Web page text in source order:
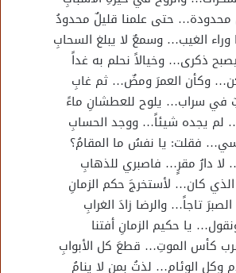
حتى علمنا قليلٌ محدودُ
وراء الغيب… وسمعٌ لا يبلغ السحابِ
ذكرى… وخيالاً نحلم به غداً
وكأن العمرَ ومضٌ… ثم غابِ
سراب… يلوح للعطشانِ ماءً
لم يجده شيئاً… ووجد الحسابِ
فقلت: يا نفسُ ما المقامُ؟
لا دارُ مقرٍ… فاصبري للذهابِ
كان… لأستخرجَ حكم الزمانِ
تاجاً… والرضا زادَ الغرابِ
يا حكيم الزمانِ أفتنا
كأس الموتِ… قطعَ كل الأبوابِ
وكل الوئام… لذتُ بمن لا ينامُ